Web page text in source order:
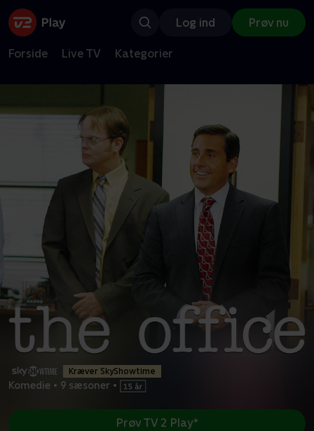
Log ind Prøv nu
Forside Live TV Kategorier
Kræver SkyShowtime
Komedie • 9 sæsoner •
Prøv TV 2 Play*